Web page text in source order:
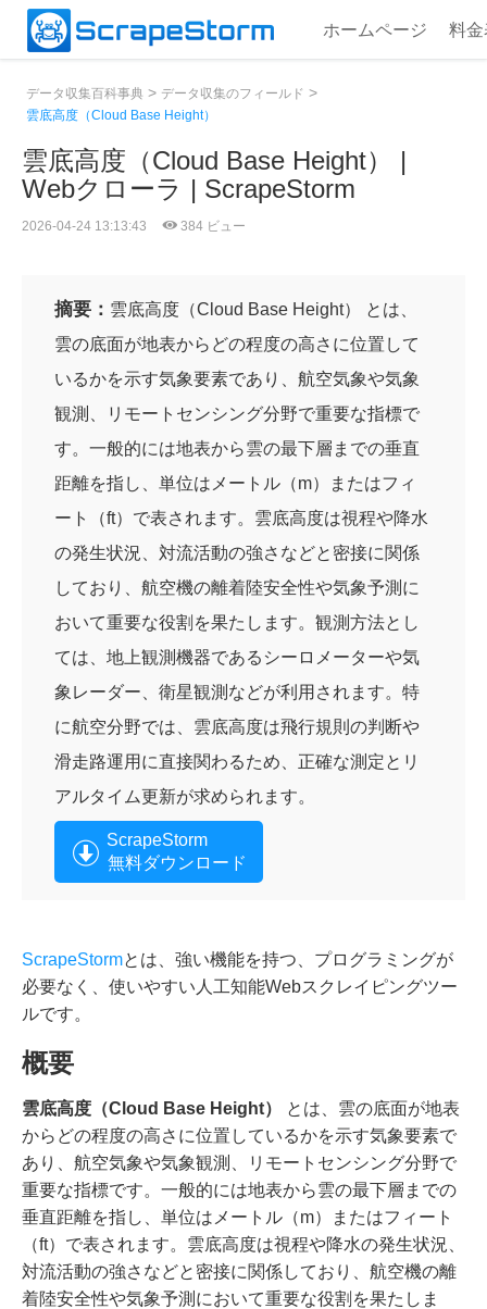
ホームページ 料金
データ収集百科事典 > データ収集のフィールド >
雲底高度（Cloud Base Height）
雲底高度（Cloud Base Height） |
Webクローラ | ScrapeStorm
2026-04-24 13:13:43 384 ビュー
摘要： 雲底高度（Cloud Base Height） とは、
雲の底面が地表からどの程度の高さに位置して
いるかを示す気象要素であり、航空気象や気象
観測、リモートセンシング分野で重要な指標で
す。一般的には地表から雲の最下層までの垂直
距離を指し、単位はメートル（m）またはフィ
ート（ft）で表されます。雲底高度は視程や降水
の発生状況、対流活動の強さなどと密接に関係
しており、航空機の離着陸安全性や気象予測に
おいて重要な役割を果たします。観測方法とし
ては、地上観測機器であるシーロメーターや気
象レーダー、衛星観測などが利用されます。特
に航空分野では、雲底高度は飛行規則の判断や
滑走路運用に直接関わるため、正確な測定とリ
アルタイム更新が求められます。
ScrapeStorm
無料ダウンロード
ScrapeStormとは、強い機能を持つ、プログラミングが
必要なく、使いやすい人工知能Webスクレイピングツー
ルです。
概要
雲底高度（Cloud Base Height）
とは、雲の底面が地表
からどの程度の高さに位置しているかを示す気象要素で
あり、航空気象や気象観測、リモートセンシング分野で
重要な指標です。一般的には地表から雲の最下層までの
垂直距離を指し、単位はメートル（m）またはフィート
（ft）で表されます。雲底高度は視程や降水の発生状況、
対流活動の強さなどと密接に関係しており、航空機の離
着陸安全性や気象予測において重要な役割を果たしま